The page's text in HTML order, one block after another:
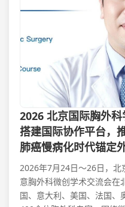
2026 北京国际胸外科
搭建国际协作平台
肺癌慢病化时代锚定
2026年7月24日～26日，北
意胸外科微创学术交流会在
国、意大利、美国、法国、